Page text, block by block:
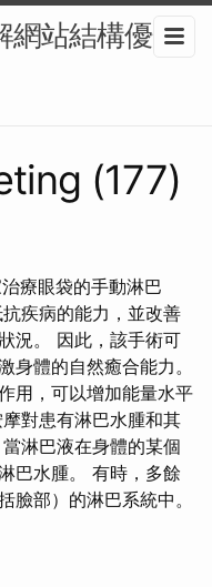
網站結構優化-
(177)
療眼袋的手動淋巴
疾病的能力，並改善
況。 因此，該手術可
身體的自然癒合能力。
用，可以增加能量水平
對患有淋巴水腫和其
淋巴液在身體的某個
巴水腫。 有時，多餘
臉部）的淋巴系統中。